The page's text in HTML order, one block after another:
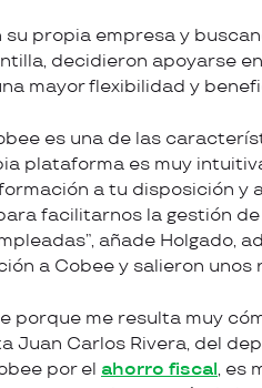
su propia empresa y
decidieron apoyarse
mayor flexibilidad y
es una de las
plataforma es muy
a tu disposición y
facilitarnos la gestión
añade Holgado,
a Cobee y salieron unos
porque me resulta muy
Juan Carlos Rivera, del
por el ahorro fiscal, es